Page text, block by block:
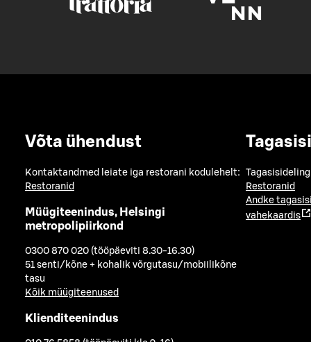
Võta ühendust
Kontaktandmed leiate iga restorani kodulehelt:
Restoranid
Müügiteenindus, Helsingi
metropolipiirkond
0300 870 020 (tööpäeviti 8.30-16.30)
51 senti/kõne + kohalik võrgutasu/mobiilikõne
tasu
Kõik müügiteenused
Klienditeenindus
Restoranid
Andke
vahekaardis